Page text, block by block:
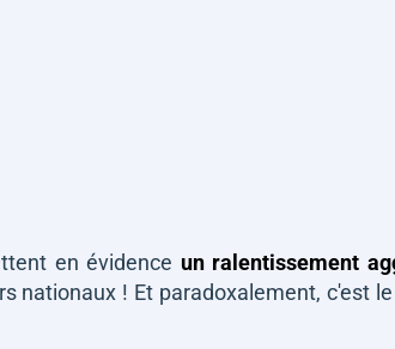
en évidence un ralentissement
nationaux ! Et paradoxalement, c'est